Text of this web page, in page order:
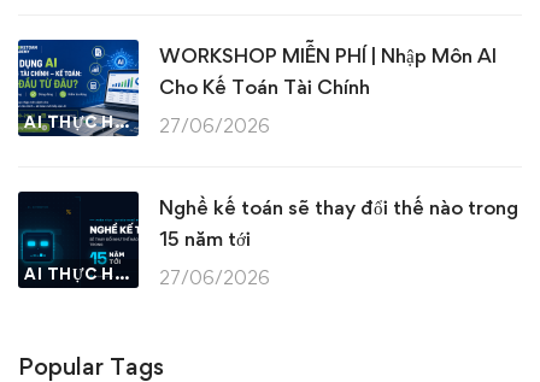
AI THỰC HÀNH
WORKSHOP MIỄN PHÍ | Nhập Môn AI
Cho Kế Toán Tài Chính
27/06/2026
AI THỰC HÀNH
Nghề kế toán sẽ thay đổi thế nào trong
15 năm tới
27/06/2026
Popular Tags